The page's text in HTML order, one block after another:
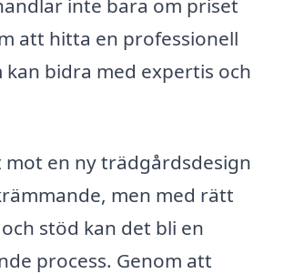
inte bara om priset
att hitta en professionell
bidra med expertis och
en ny trädgårdsdesign
men med rätt
stöd kan det bli en
process. Genom att